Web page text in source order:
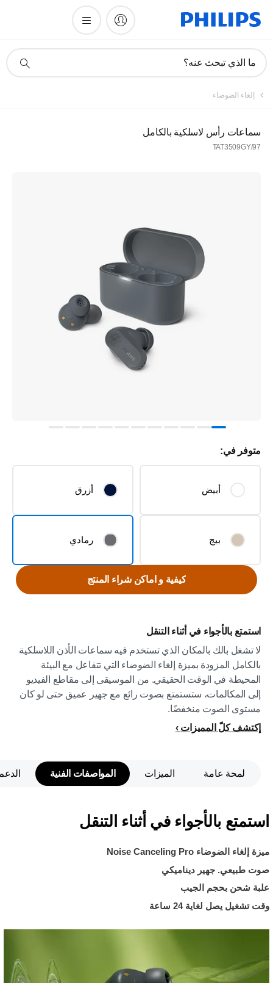
دعم
ما الذي تبحث عنه؟
إلغاء الضوضاء
سماعات رأس لاسلكية بالكامل
TAT3509GY/97
استمتع بالأجواء في أثناء التنقل
لا تشغل بالك بالمكان الذي تستخدم فيه سماعات الأذن اللاسلكية
بالكامل المزودة بميزة إلغاء الضوضاء التي تتفاعل مع البيئة
المحيطة في الوقت الحقيقي. من الموسيقى إلى مقاطع الفيديو
إلى المكالمات، ستستمتع بصوت رائع مع جهير عميق حتى لو كان
مستوى الصوت منخفضًا.
إكتشف كلّ المميزات
متوفر في:
أبيض أزرق
بيج رمادي
كيفية و اماكن شراء المنتج
لمحة عامة الميزات المواصفات الفنية
استمتع بالأجواء في أثناء التنقل
ميزة إلغاء الضوضاء Noise Canceling Pro
صوت طبيعي. جهير ديناميكي
علبة شحن بحجم الجيب
وقت تشغيل يصل لغاية 24 ساعة